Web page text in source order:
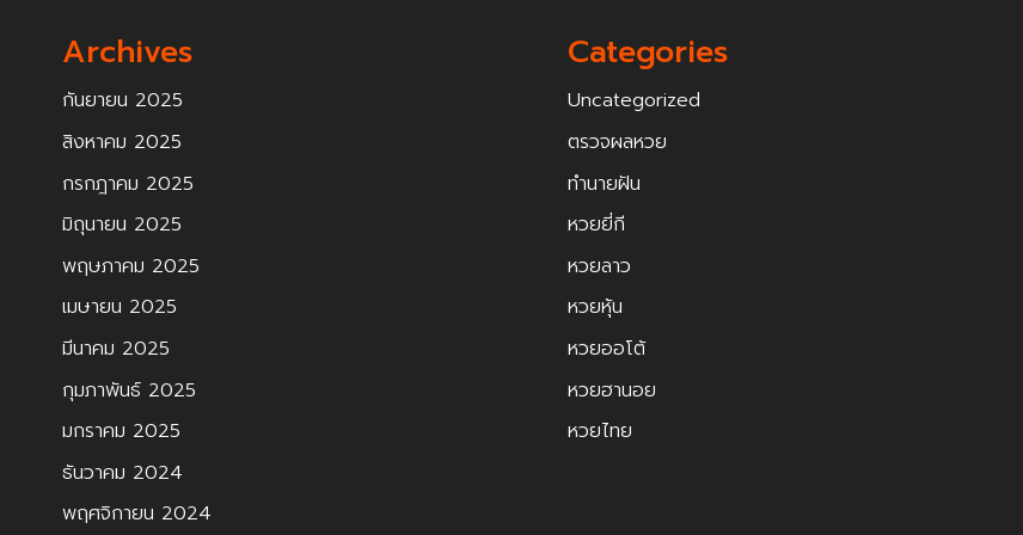
Archives
กันยายน 2025
สิงหาคม 2025
กรกฎาคม 2025
มิถุนายน 2025
พฤษภาคม 2025
เมษายน 2025
มีนาคม 2025
กุมภาพันธ์ 2025
มกราคม 2025
ธันวาคม 2024
พฤศจิกายน 2024
Categories
Uncategorized
ตรวจผลหวย
ทำนายฝัน
หวยยี่กี
หวยลาว
หวยหุ้น
หวยออโต้
หวยฮานอย
หวยไทย